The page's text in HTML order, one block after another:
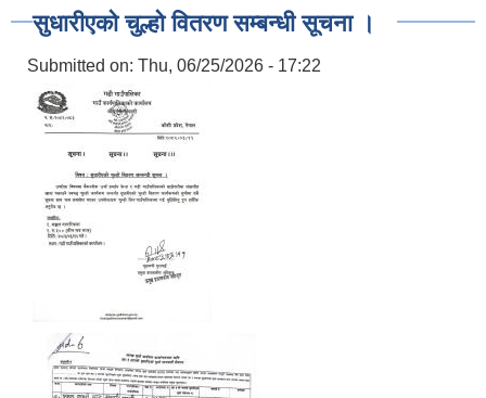
सुधारीएको चुल्हो वितरण सम्बन्धी सूचना ।
Submitted on: Thu, 06/25/2026 - 17:22